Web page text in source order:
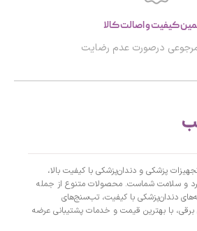
کیفیت و اصالت کالا
درصورت عدم رضایت
تجهیزات پزشکی و دندان‌پزشکی با کیفیت بالا،
و سلامت شماست. محصولات متنوع از جمله
دندان‌پزشکی با کیفیت، تب‌سنج‌های
با بهترین قیمت و خدمات پشتیبانی عرضه